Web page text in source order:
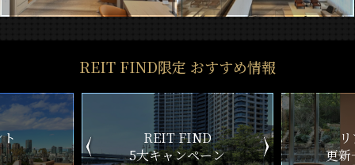
REIT FIND限定 おすすめ情報
REIT FIND
5大キャンペーン
更新